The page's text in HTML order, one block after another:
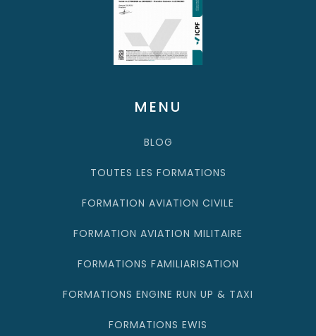
MENU
BLOG
TOUTES LES FORMATIONS
FORMATION AVIATION CIVILE
FORMATION AVIATION MILITAIRE
FORMATIONS FAMILIARISATION
FORMATIONS ENGINE RUN UP & TAXI
FORMATIONS EWIS